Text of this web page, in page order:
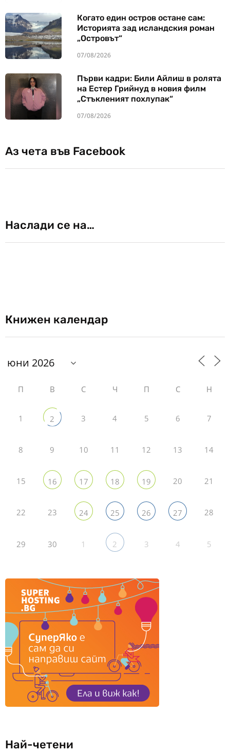
Когато един остров остане сам:
Историята зад исландския роман
„Островът“
07/08/2026
Първи кадри: Били Айлиш в ролята
на Естер Грийнуд в новия филм
„Стъкленият похлупак“
07/08/2026
Аз чета във Facebook
Наслади се на…
Книжен календар
П В С Ч П С Н
1 2 3 4 5 6 7
8 9 10 11 12 13 14
15 16 17 18 19 20 21
22 23 24 25 26 27 28
29 30 1 2 3 4 5
Най-четени